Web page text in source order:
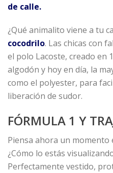
de calle.
¿Qué animalito viene a tu
cocodrilo. Las chicas con
el polo Lacoste, creado en
algodón y hoy en día, la
como el polyester, para
liberación de sudor.
FÓRMULA 1 Y
Piensa ahora un momento
¿Cómo lo estás
Perfectamente vestido,